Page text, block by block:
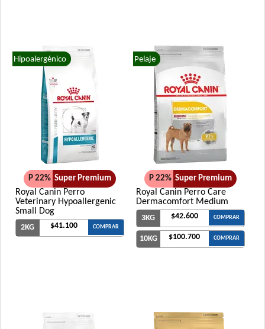
Hipoalergénico
P 22% Super Premium
Royal Canin Perro
Veterinary Hypoallergenic
Small Dog
2KG $41.100 COMPRAR
Pelaje
P 22% Super Premium
Royal Canin Perro Care
Dermacomfort Medium
3KG $42.600 COMPRAR
10KG $100.700 COMPRAR